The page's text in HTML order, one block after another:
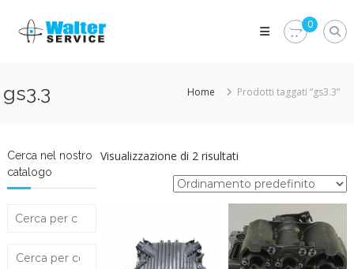
content
Walter
Service
parti
veicolo?
Vieni
Srl
0
gs3.3 Home Prodotti taggati “gs3.3”
Visualizzazione di 2 risultati
Cerca nel nostro
catalogo